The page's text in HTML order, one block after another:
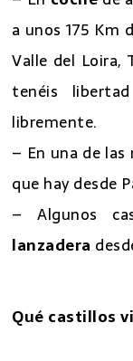
a unos 175 Km
Valle del Loira,
tenéis
libremente.
– En una de las
que hay desde
– Algunos
lanzadera
Qué castillos